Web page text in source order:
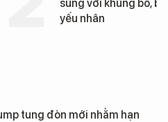
tàu sân bay USS
Washington vừa
tung đòn mới nhằm hạn